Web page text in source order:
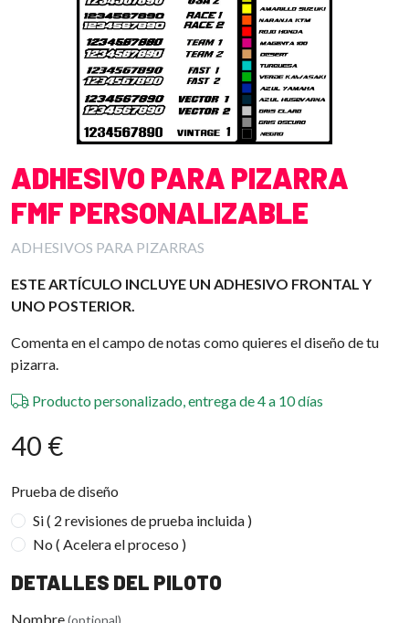
ADHESIVO PARA PIZARRA
FMF PERSONALIZABLE
ADHESIVOS PARA PIZARRAS
ESTE ARTÍCULO INCLUYE UN ADHESIVO FRONTAL Y
UNO POSTERIOR.
Comenta en el campo de notas como quieres el diseño de tu
pizarra.
Producto personalizado, entrega de 4 a 10 días
40 €
Prueba de diseño
Si ( 2 revisiones de prueba incluida )
No ( Acelera el proceso )
DETALLES DEL PILOTO
Nombre(optional)